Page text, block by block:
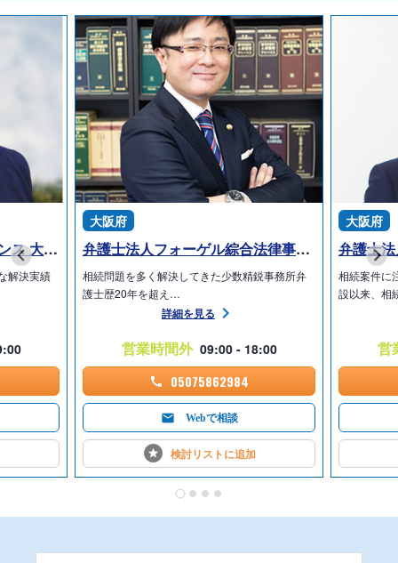
弁護士法人プロテクトスタンス 大阪事務所
解決実績
大阪府
弁護士法人フォーゲル綜合法律事務所 南森町事務所
相続問題を多く解決してきた少数精鋭事務所弁
護士歴20年を超え…
詳細を見る
営業時間外 09:00 - 18:00
05075862984
Webで相談
検討リストに追加
大阪府
相続案件に
設以来、相
営